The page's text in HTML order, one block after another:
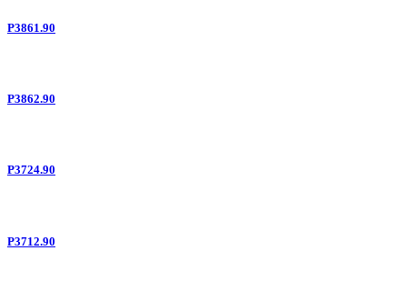
P3861.90
P3862.90
P3724.90
P3712.90